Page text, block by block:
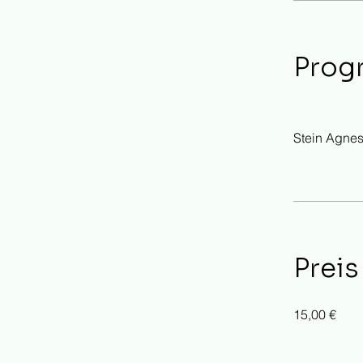
Stein Agnes
Preis
15,00 €